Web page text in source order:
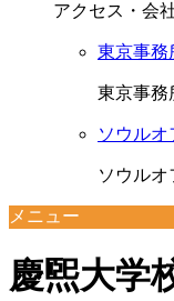
アクセス・会
東京事務
東京事務
ソウルオ
ソウルオ
メニュー
慶煕大学